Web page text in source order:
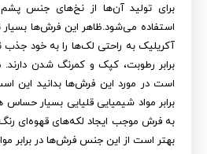
برای تولید آن‌ها از نخ‌های جنس
استفاده می‌شود.ظاهر این فرش‌ها
آکریلیک به راحتی لک‌ها را به خود جذب
برابر رطوبت، کپک و کمرنگ شدن
است در مورد این فرش‌ها بدانید این
برابر مواد شیمیایی قلیایی بسیار
به فرش موجب ایجاد لکه‌های قهوه‌ای
بهتر است از این جنس فرش‌ها در برابر